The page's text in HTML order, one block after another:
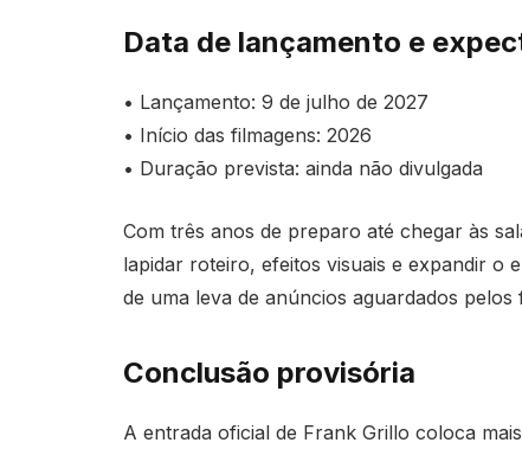
Data de lançamento e
• Lançamento: 9 de julho de 2027
• Início das filmagens: 2026
• Duração prevista: ainda não divulgada
Com três anos de preparo até chegar às
lapidar roteiro, efeitos visuais e expandir o
de uma leva de anúncios aguardados pelos
Conclusão provisória
A entrada oficial de Frank Grillo coloca